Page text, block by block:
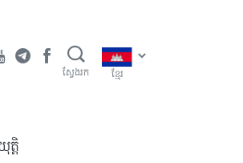
ស្វែងរក ខ្មែរ
ត្តិ